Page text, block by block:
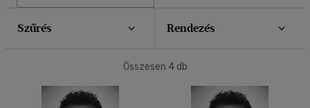
Szűrés Rendezés
Összesen 4db